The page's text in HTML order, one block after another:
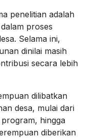
penelitian adalah
proses
Selama ini,
dinilai masih
secara lebih
dilibatkan
desa, mulai dari
hingga
diberikan